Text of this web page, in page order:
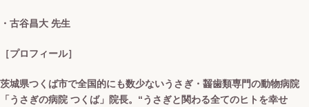
・古谷昌大 先生
［プロフィール］
茨城県つくば市で全国的にも数少ないうさぎ・齧歯類専門の動物病院
「うさぎの病院 つくば」院長。“うさぎと関わる全てのヒトを幸せ